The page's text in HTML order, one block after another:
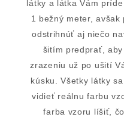
látky a látka Vám
1 bežný meter,
odstrihnúť aj niečo
šitím predprať,
zrazeniu už po ušití
kúsku. Všetky látky
vidieť reálnu farbu
farba vzoru líšiť,